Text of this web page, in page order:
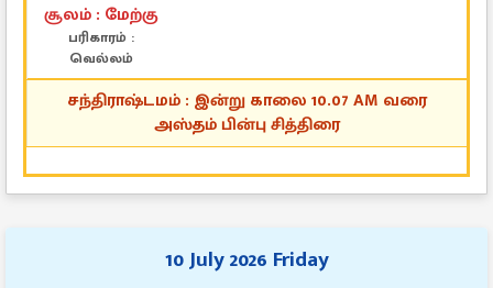
சூலம் : மேற்கு
பரிகாரம் :
வெல்லம்
சந்திராஷ்டமம் : இன்று காலை 10.07 AM வரை
அஸ்தம் பின்பு சித்திரை
10 July 2026 Friday